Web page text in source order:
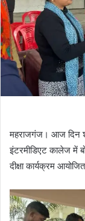
महराजगंज। आज दिन
इंटरमीडिएट कालेज में
दीक्षा कार्यक्रम